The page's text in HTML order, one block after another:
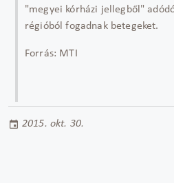
"megyei kórházi jellegből"
régióból fogadnak betegeket.
Forrás: MTI
2015. okt. 30.